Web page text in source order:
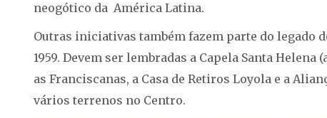
neogótico da América Latina.
Outras iniciativas também fazem parte do legado
1959. Devem ser lembradas a Capela Santa
as Franciscanas, a Casa de Retiros Loyola e a
vários terrenos no Centro.